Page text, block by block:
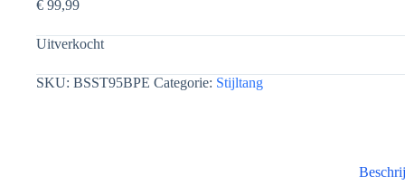
€ 99,99
Uitverkocht
SKU: BSST95BPE Categorie: Stijltang